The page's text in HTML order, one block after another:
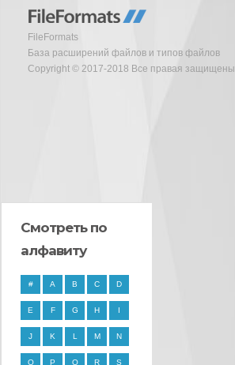
FileFormats
База расширений файлов и типов файлов
Copyright © 2017-2018 Все правая защищены
Смотреть по
алфавиту
# A B C D
E F G H I
J K L M N
O P Q R S